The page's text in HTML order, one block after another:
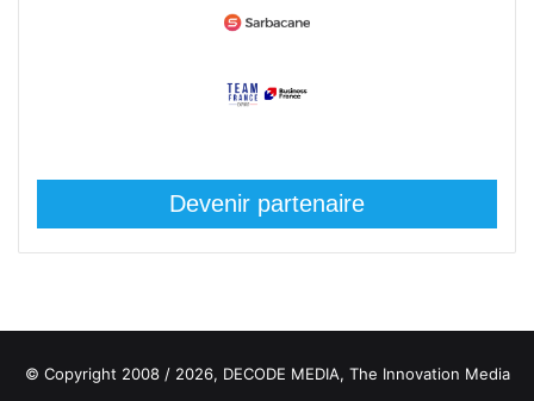
Devenir partenaire
© Copyright 2008 / 2026, DECODE MEDIA, The Innovation Media